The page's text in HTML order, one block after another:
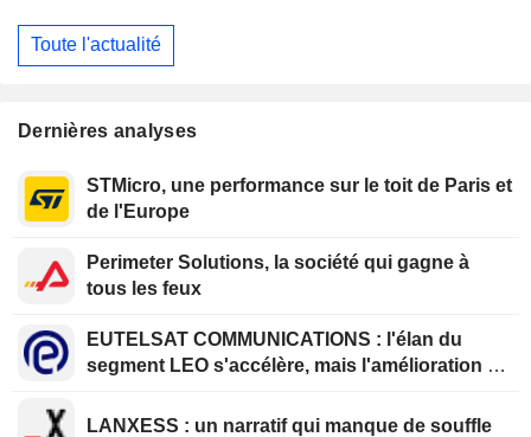
Toute l'actualité
Dernières analyses
STMicro, une performance sur le toit de Paris et
de l'Europe
Perimeter Solutions, la société qui gagne à
tous les feux
EUTELSAT COMMUNICATIONS : l'élan du
segment LEO s'accélère, mais l'amélioration de
LANXESS : un narratif qui manque de souffle